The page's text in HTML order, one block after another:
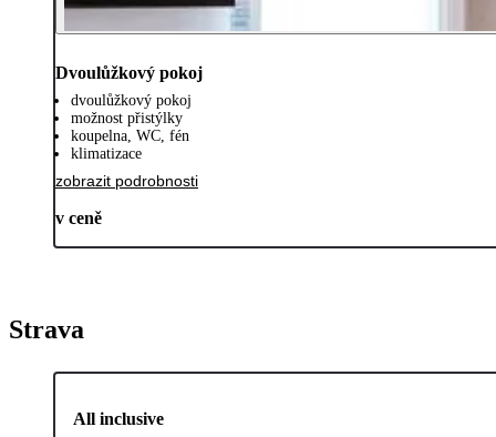
Dvoulůžkový pokoj
dvoulůžkový pokoj
možnost přistýlky
koupelna, WC, fén
klimatizace
zobrazit podrobnosti
v ceně
Strava
All inclusive